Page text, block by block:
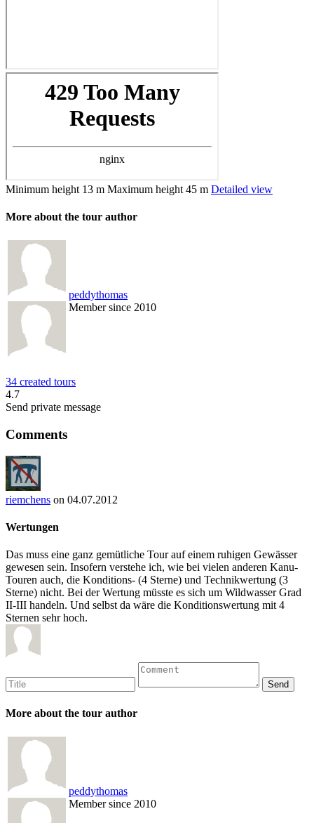
Minimum height 13 m Maximum height 45 m Detailed view
More about the tour author
peddythomas
Member since 2010
34 created tours
4.7
Send private message
Comments
riemchens on 04.07.2012
Wertungen
Das muss eine ganz gemütliche Tour auf einem ruhigen Gewässer
gewesen sein. Insofern verstehe ich, wie bei vielen anderen Kanu-
Touren auch, die Konditions- (4 Sterne) und Technikwertung (3
Sterne) nicht. Bei der Wertung müsste es sich um Wildwasser Grad
II-III handeln. Und selbst da wäre die Konditionswertung mit 4
Sternen sehr hoch.
More about the tour author
peddythomas
Member since 2010